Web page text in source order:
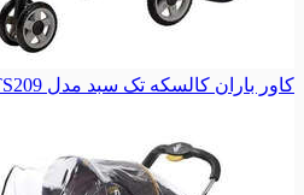
کاور باران کالسکه تک سبد مدل TS209